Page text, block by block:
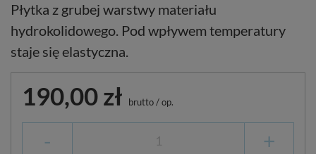
Płytka z grubej warstwy materiału
hydrokolidowego. Pod wpływem temperatury
staje się elastyczna.
190,00 zł brutto/op.
- +